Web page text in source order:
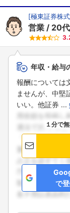
[極東証券株
営業 20
年収・給与
報酬については
ませんが、中堅
いい。他証券 ...
１分で
で